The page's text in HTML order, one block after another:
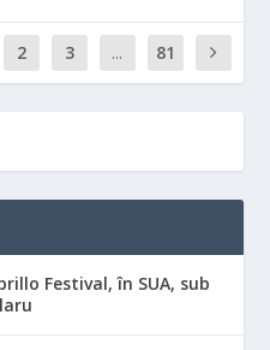
2 3 ... 81
Festival, în SUA, sub